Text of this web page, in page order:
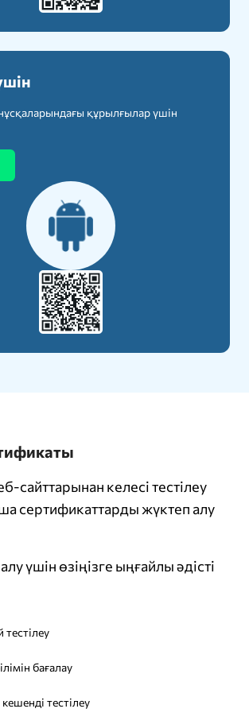
құрылғылар үшін
сайттарынан келесі тестілеу
сертификаттарды жүктеп алу
үшін өзіңізге ыңғайлы әдісті
тестілеу
бағалау
тестілеу